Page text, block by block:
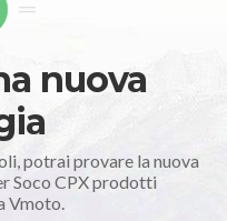
nuova
potrai provare la nuova
Soco CPX prodotti
Vmoto.